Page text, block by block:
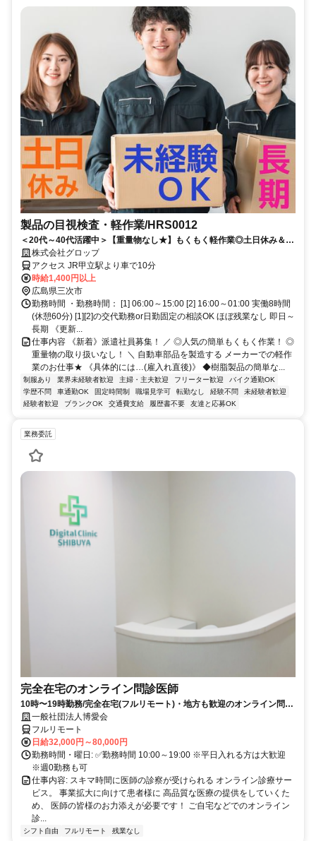
製品の目視検査・軽作業/HRS0012
＜20代～40代活躍中＞【重量物なし★】もくもく軽作業◎土日休み＆選
べる勤務時間◎ほぼ残業なし◎男女活躍中◎車通勤OK！
株式会社グロップ
アクセス JR甲立駅より車で10分
時給1,400円以上
広島県三次市
勤務時間 ・勤務時間： [1] 06:00～15:00 [2] 16:00～01:00 実働8時間
(休憩60分) [1][2]の交代勤務or日勤固定の相談OK ほぼ残業なし 即日～
長期 《更新...
仕事内容 《新着》派遣社員募集！ ／ ◎人気の簡単もくもく作業！ ◎
重量物の取り扱いなし！ ＼ 自動車部品を製造する メーカーでの軽作
業のお仕事★ 《具体的には…(雇入れ直後)》 ◆樹脂製品の簡単な...
制服あり 業界未経験者歓迎 主婦・主夫歓迎 フリーター歓迎
バイク通勤OK
学歴不問
車通勤OK 固定時間制 職場見学可 転勤なし 経験不問
未経験者歓迎
経験者歓迎
ブランクOK 交通費支給 履歴書不要 友達と応募OK
業務委託
完全在宅のオンライン問診医師
10時〜19時勤務/完全在宅(フルリモート)・地方も歓迎のオンライン問診
業務一般社団法人博愛会
フルリモート
日給32,000円～80,000円
勤務時間・曜日: ✅勤務時間 10:00～19:00 ※平日入れる方は大歓迎
※週0勤務も可
仕事内容: スキマ時間に医師の診察が受けられる オンライン診療サー
ビス。 事業拡大に向けて患者様に 高品質な医療の提供をしていくた
め、 医師の皆様のお力添えが必要です！ ご自宅などでのオンライン
診...
シフト自由 フルリモート 残業なし